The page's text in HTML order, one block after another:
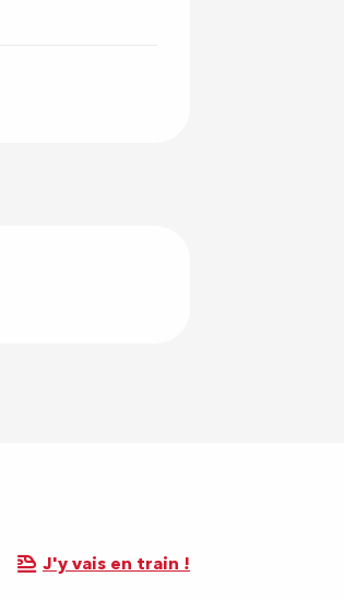
J'y vais en train !